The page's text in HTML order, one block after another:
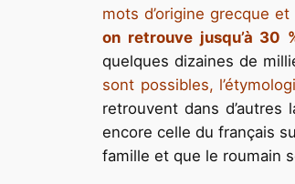
mots d’origine grecque
on retrouve jusqu’à 30
quelques dizaines de
sont possibles,
retrouvent dans
encore celle du français
famille et que le roumain